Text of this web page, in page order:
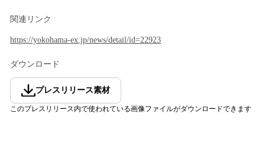
関連リンク
https://yokohama-ex.jp/news/detail/id=22923
ダウンロード
プレスリリース素材
このプレスリリース内で使われている画像ファイルがダウンロードできます